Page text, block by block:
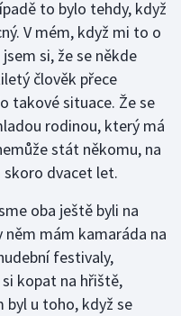
to bylo tehdy, když
V mém, když mi to o
si, že se někde
člověk přece
takové situace. Že se
rodinou, který má
stát někomu, na
dvacet let.
oba ještě byli na
něm mám kamaráda na
festivaly,
kopat na hřiště,
byl u toho, když se